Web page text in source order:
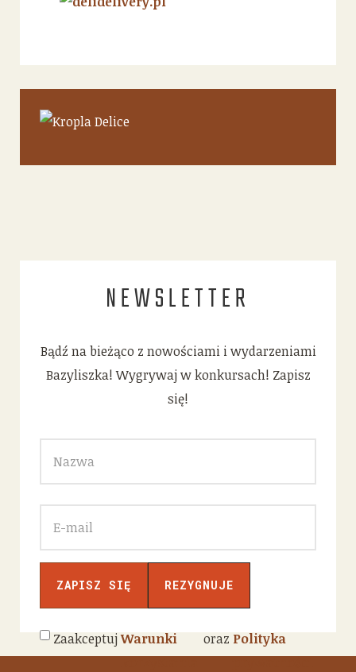
NEWSLETTER
Bądź na bieżąco z nowościami i wydarzeniami
Bazyliszka! Wygrywaj w konkursach! Zapisz
się!
ZaakceptujWarunki
korzystania
orazPolityka
prywatności